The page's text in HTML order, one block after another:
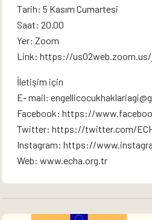
Tarih: 5 Kasım Cumartesi
Saat: 20.00
Yer: Zoom
Link: https://us02web.zoom.us/
İletişim için
E- mail:
Facebook: https://
Twitter: https://twitter.com/
Instagram: https://
Web: www.echa.org.tr